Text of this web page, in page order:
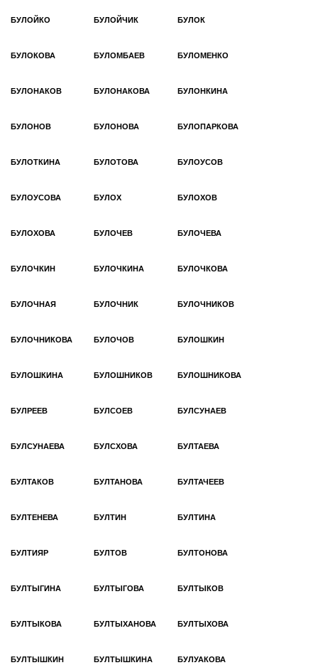
БУЛОЙКО БУЛОЙЧИК БУЛОК
БУЛОКОВА БУЛОМБАЕВ БУЛОМЕНКО
БУЛОНАКОВ БУЛОНАКОВА БУЛОНКИНА
БУЛОНОВ БУЛОНОВА БУЛОПАРКОВА
БУЛОТКИНА БУЛОТОВА БУЛОУСОВ
БУЛОУСОВА БУЛОХ БУЛОХОВ
БУЛОХОВА БУЛОЧЕВ БУЛОЧЕВА
БУЛОЧКИН БУЛОЧКИНА БУЛОЧКОВА
БУЛОЧНАЯ БУЛОЧНИК БУЛОЧНИКОВ
БУЛОЧНИКОВА БУЛОЧОВ БУЛОШКИН
БУЛОШКИНА БУЛОШНИКОВ БУЛОШНИКОВА
БУЛРЕЕВ БУЛСОЕВ БУЛСУНАЕВ
БУЛСУНАЕВА БУЛСХОВА БУЛТАЕВА
БУЛТАКОВ БУЛТАНОВА БУЛТАЧЕЕВ
БУЛТЕНЕВА БУЛТИН БУЛТИНА
БУЛТИЯР БУЛТОВ БУЛТОНОВА
БУЛТЫГИНА БУЛТЫГОВА БУЛТЫКОВ
БУЛТЫКОВА БУЛТЫХАНОВА БУЛТЫХОВА
БУЛТЫШКИН БУЛТЫШКИНА БУЛУАКОВА